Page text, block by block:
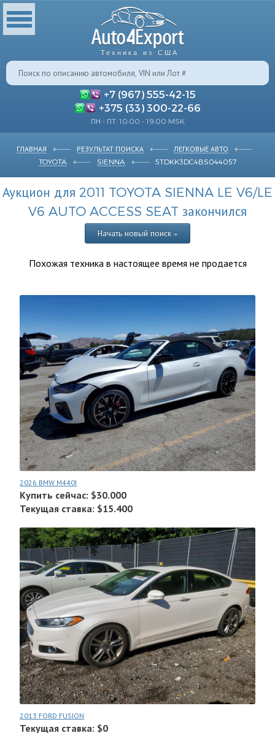
Техника из США
+7 (967) 555-42-15
+375 (33) 300-22-66
ПН - ПТ: 10:00 - 19:00 MSK
ГЛАВНАЯ РЕЗУЛЬТАТ ПОИСКА
ЛЕГКОВЫЕ АВТО
TOYOTA
SIENNA 5TDKK3DC4BS044057
Аукцион для 2011 TOYOTA SIENNA LE V6/LE
V6 AUTO ACCESS SEAT закончился
Начать новый поиск »
Похожая техника в настоящее время не продается
2026 BMW M440I
Купить сейчас: $30.000
Текущая ставка: $15.400
2013 FORD FUSION
Текущая ставка: $0